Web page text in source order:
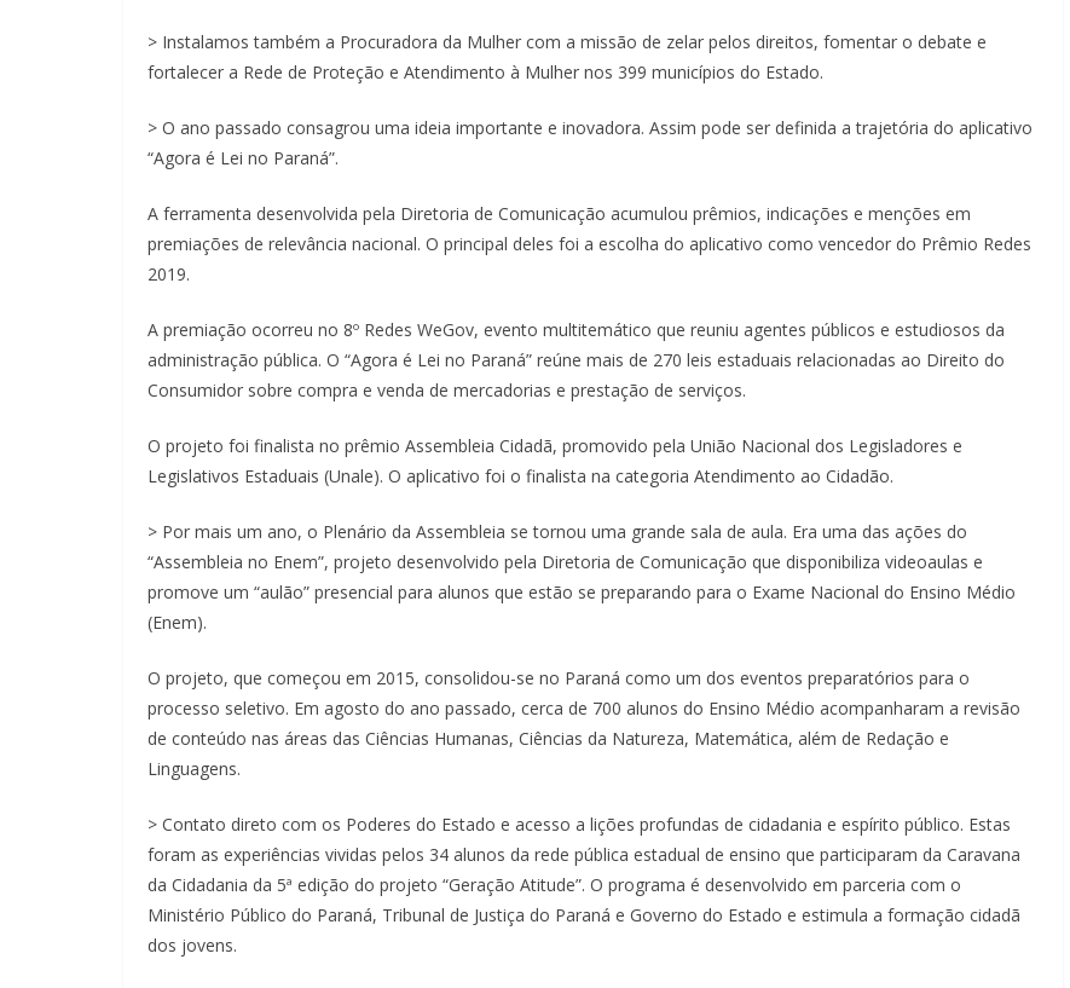
> Instalamos também a Procuradora da Mulher com a missão de zelar pelos direitos, fomentar o debate e
fortalecer a Rede de Proteção e Atendimento à Mulher nos 399 municípios do Estado.
> O ano passado consagrou uma ideia importante e inovadora. Assim pode ser definida a trajetória do aplicativo
“Agora é Lei no Paraná”.
A ferramenta desenvolvida pela Diretoria de Comunicação acumulou prêmios, indicações e menções em
premiações de relevância nacional. O principal deles foi a escolha do aplicativo como vencedor do Prêmio Redes
2019.
A premiação ocorreu no 8º Redes WeGov, evento multitemático que reuniu agentes públicos e estudiosos da
administração pública. O “Agora é Lei no Paraná” reúne mais de 270 leis estaduais relacionadas ao Direito do
Consumidor sobre compra e venda de mercadorias e prestação de serviços.
O projeto foi finalista no prêmio Assembleia Cidadã, promovido pela União Nacional dos Legisladores e
Legislativos Estaduais (Unale). O aplicativo foi o finalista na categoria Atendimento ao Cidadão.
> Por mais um ano, o Plenário da Assembleia se tornou uma grande sala de aula. Era uma das ações do
“Assembleia no Enem”, projeto desenvolvido pela Diretoria de Comunicação que disponibiliza videoaulas e
promove um “aulão” presencial para alunos que estão se preparando para o Exame Nacional do Ensino Médio
(Enem).
O projeto, que começou em 2015, consolidou-se no Paraná como um dos eventos preparatórios para o
processo seletivo. Em agosto do ano passado, cerca de 700 alunos do Ensino Médio acompanharam a revisão
de conteúdo nas áreas das Ciências Humanas, Ciências da Natureza, Matemática, além de Redação e
Linguagens.
> Contato direto com os Poderes do Estado e acesso a lições profundas de cidadania e espírito público. Estas
foram as experiências vividas pelos 34 alunos da rede pública estadual de ensino que participaram da Caravana
da Cidadania da 5ª edição do projeto “Geração Atitude”. O programa é desenvolvido em parceria com o
Ministério Público do Paraná, Tribunal de Justiça do Paraná e Governo do Estado e estimula a formação cidadã
dos jovens.